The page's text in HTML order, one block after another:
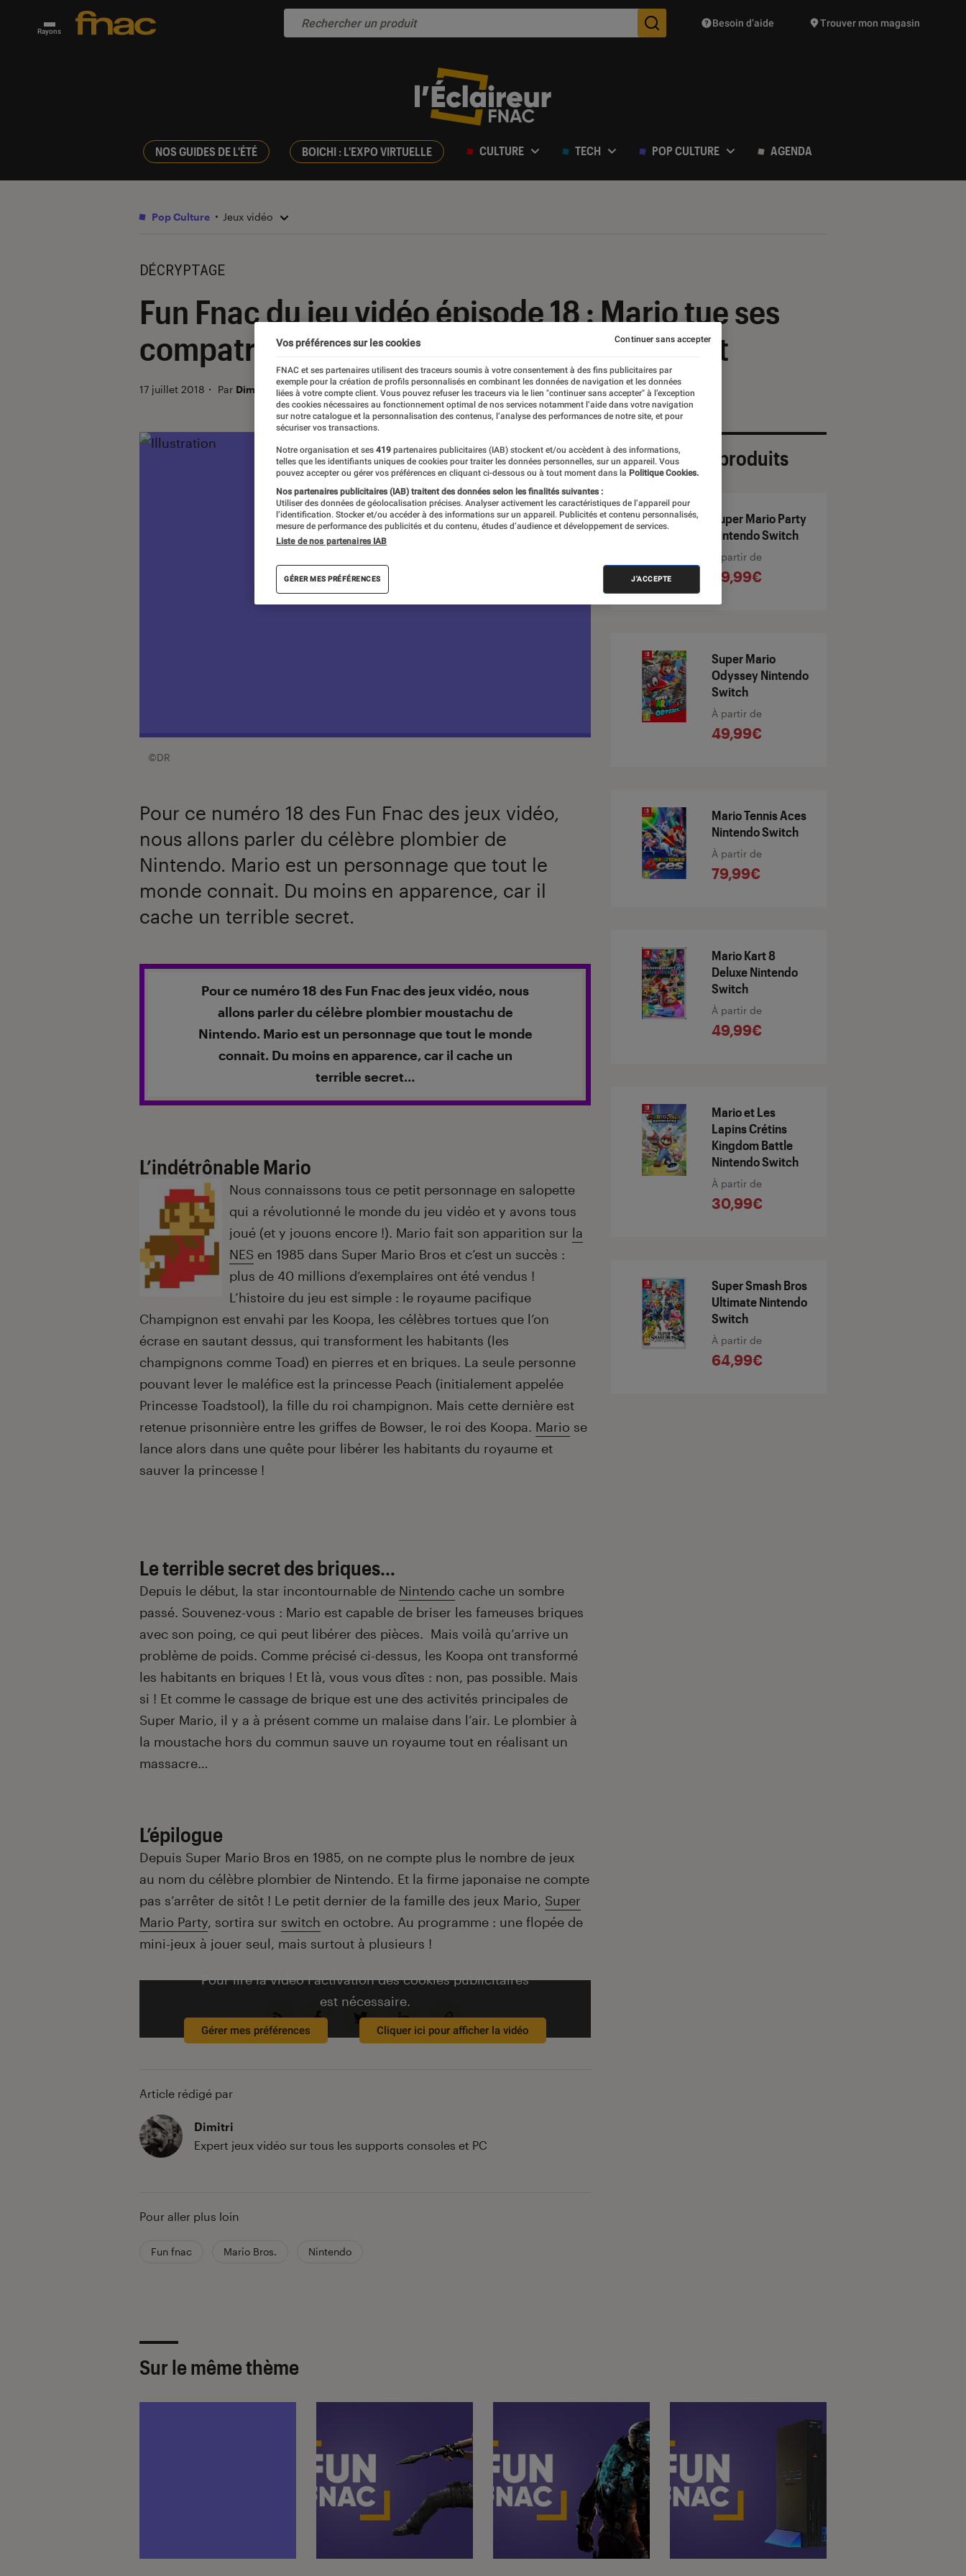
Rayons Des suggestions de produits vont vous être proposées
Besoin d’aide Trouver mon magasin
NOS GUIDES DE L'ÉTÉ BOICHI : L'EXPO VIRTUELLE CULTURE TECH POP CULTURE AGENDA
Pop Culture Jeux vidéo
DÉCRYPTAGE
Fun Fnac du jeu vidéo épisode 18 : Mario tue ses
compatriotes champignons depuis le début
17 juillet 2018 ・ Par Dimitri
©DR
Pour ce numéro 18 des Fun Fnac des jeux vidéo,
nous allons parler du célèbre plombier de
Nintendo. Mario est un personnage que tout le
monde connait. Du moins en apparence, car il
cache un terrible secret.
Introduction
Pour ce numéro 18 des Fun Fnac des jeux vidéo, nous
allons parler du célèbre plombier moustachu de
Nintendo. Mario est un personnage que tout le monde
connait. Du moins en apparence, car il cache un
terrible secret…
L’indétrônable Mario
Nous connaissons tous ce petit personnage en salopette
qui a révolutionné le monde du jeu vidéo et y avons tous
joué (et y jouons encore !). Mario fait son apparition sur la
NES en 1985 dans Super Mario Bros et c’est un succès :
plus de 40 millions d’exemplaires ont été vendus !
L’histoire du jeu est simple : le royaume pacifique
Champignon est envahi par les Koopa, les célèbres tortues que l’on
écrase en sautant dessus, qui transforment les habitants (les
champignons comme Toad) en pierres et en briques. La seule personne
pouvant lever le maléfice est la princesse Peach (initialement appelée
Princesse Toadstool), la fille du roi champignon. Mais cette dernière est
retenue prisonnière entre les griffes de Bowser, le roi des Koopa. Mario se
lance alors dans une quête pour libérer les habitants du royaume et
sauver la princesse !
Le terrible secret des briques…
Depuis le début, la star incontournable de Nintendo cache un sombre
passé. Souvenez-vous : Mario est capable de briser les fameuses briques
avec son poing, ce qui peut libérer des pièces. Mais voilà qu’arrive un
problème de poids. Comme précisé ci-dessus, les Koopa ont transformé
les habitants en briques ! Et là, vous vous dîtes : non, pas possible. Mais
si ! Et comme le cassage de brique est une des activités principales de
Super Mario, il y a à présent comme un malaise dans l’air. Le plombier à
la moustache hors du commun sauve un royaume tout en réalisant un
massacre…
L’épilogue
Depuis Super Mario Bros en 1985, on ne compte plus le nombre de jeux
au nom du célèbre plombier de Nintendo. Et la firme japonaise ne compte
pas s’arrêter de sitôt ! Le petit dernier de la famille des jeux Mario, Super
Mario Party, sortira sur switch en octobre. Au programme : une flopée de
mini-jeux à jouer seul, mais surtout à plusieurs !
Pour lire la vidéo l’activation des cookies publicitaires
est nécessaire.
Gérer mes préférences Cliquer ici pour afficher la vidéo
Article rédigé par
Dimitri
Expert jeux vidéo sur tous les supports consoles et PC
Pour aller plus loin
Fun fnac Mario Bros. Nintendo
Sélection de produits
Super Mario Party
Nintendo Switch
À partir de
49,99€
Super Mario
Odyssey Nintendo
Switch
À partir de
49,99€
Mario Tennis Aces
Nintendo Switch
À partir de
79,99€
Mario Kart 8
Deluxe Nintendo
Switch
À partir de
49,99€
Mario et Les
Lapins Crétins
Kingdom Battle
Nintendo Switch
À partir de
30,99€
Super Smash Bros
Ultimate Nintendo
Switch
À partir de
64,99€
Sur le même thème
Vos préférences sur les cookies
FNAC et ses partenaires utilisent des traceurs soumis à votre consentement à des fins publicitaires par
exemple pour la création de profils personnalisés en combinant les données de navigation et les données
liées à votre compte client. Vous pouvez refuser les traceurs via le lien "continuer sans accepter" à l’exception
des cookies nécessaires au fonctionnement optimal de nos services notamment l’aide dans votre navigation
sur notre catalogue et la personnalisation des contenus, l’analyse des performances de notre site, et pour
sécuriser vos transactions.
Notre organisation et ses 419 partenaires publicitaires (IAB) stockent et/ou accèdent à des informations,
telles que les identifiants uniques de cookies pour traiter les données personnelles, sur un appareil. Vous
pouvez accepter ou gérer vos préférences en cliquant ci-dessous ou à tout moment dans la Politique Cookies.
Nos partenaires publicitaires (IAB) traitent des données selon les finalités suivantes :
Utiliser des données de géolocalisation précises. Analyser activement les caractéristiques de l’appareil pour
l’identification. Stocker et/ou accéder à des informations sur un appareil. Publicités et contenu personnalisés,
mesure de performance des publicités et du contenu, études d’audience et développement de services.
Liste de nos partenaires IAB
GÉRER MES PRÉFÉRENCES J'ACCEPTE
Continuer sans accepter